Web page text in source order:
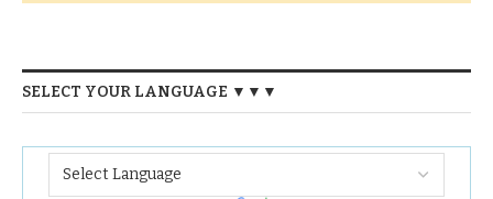
SELECT YOUR LANGUAGE ▼▼▼